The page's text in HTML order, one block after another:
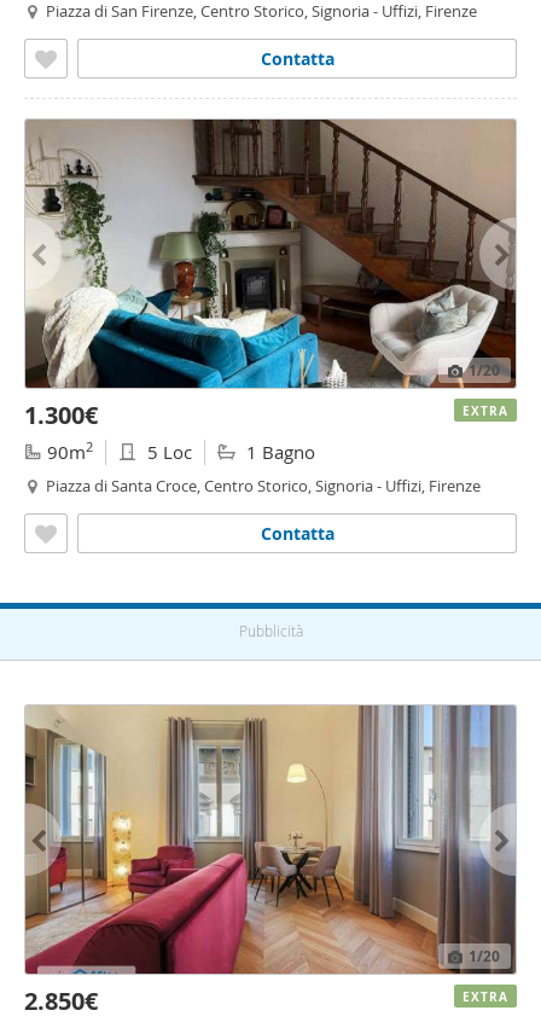
Piazza di San Firenze, Centro Storico, Signoria - Uffizi, Firenze
Contatta
1/20
1.300€
90m2 5 Loc 1 Bagno
Piazza di Santa Croce, Centro Storico, Signoria - Uffizi, Firenze
Contatta
EXTRA
Pubblicità
1/20
2.850€ EXTRA